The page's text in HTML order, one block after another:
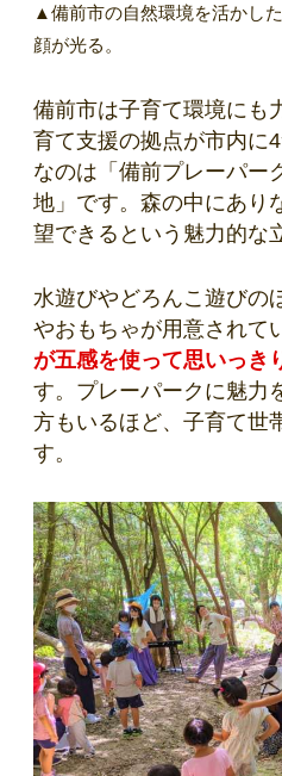
▲備前市の自然環境を活かし
顔が光る。
備前市は子育て環境にも
育て支援の拠点が市内に
なのは「備前プレーパー
地」です。森の中にあり
望できるという魅力的な
水遊びやどろんこ遊びの
やおもちゃが用意されて
が五感を使って思いっき
す。プレーパークに魅力
方もいるほど、子育て世
す。